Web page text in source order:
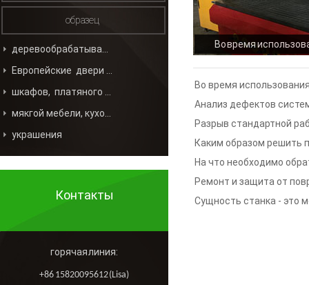
Во время
неполадки и
Во время
решений данных проблем
Анализ дефектов
гравировальной машины
Разрыв стандартной
解析
Каким образом решить
возникновением
гравирующим станком
На что необходимо
деревообрабатывающих
проблемы, с которыми
Ремонт и защита от
Сущность станка - это
образец
украшения
Контакты
горячая линия:
+86 15820095612 (Lisa)